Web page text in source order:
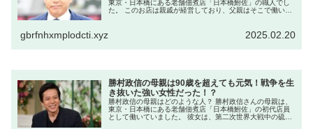
東京・日本橋にある老舗佃煮店「日本橋鮒佐」の職人でし
た。 このお店は親戚が経営しており、父親はそこで働いて
gbrfnhxmplodcti.xyz 2025.02.20
勝村政信の母親は90歳を超えても元気！戦争を生
き抜いた強い女性だった！？
勝村政信の母親はどのような人？ 勝村政信さんの母親は、
東京・日本橋にある老舗佃煮店「日本橋鮒佐」の初代店員
として働いていました。 彼女は、第二次世界大戦中の硫黄